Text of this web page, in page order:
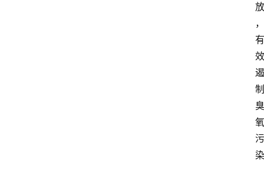
放
，
有
效
遏
制
臭
氧
污
染